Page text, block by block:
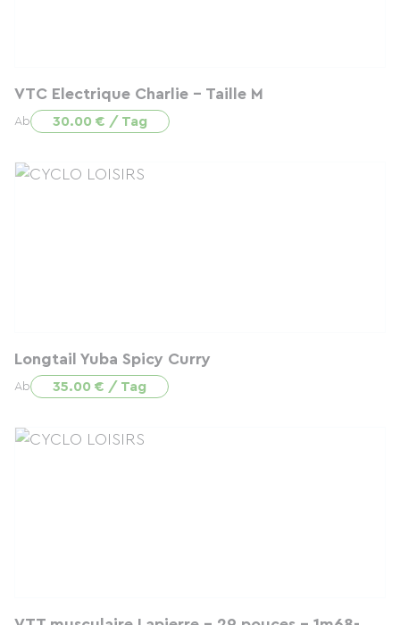
VTC Electrique Charlie - Taille M
Ab 30.00 € / Tag
Longtail Yuba Spicy Curry
Ab 35.00 € / Tag